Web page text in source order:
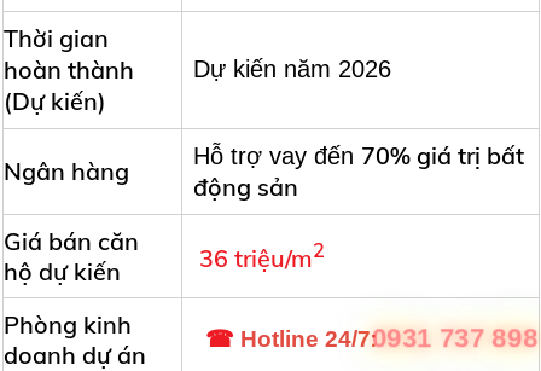
Thời gian
hoàn thành
(Dự kiến)
Dự kiến năm 2026
Ngân hàng Hỗ trợ vay đến 70% giá trị bất
động sản
Giá bán căn
hộ dự kiến
36 triệu/m2
Phòng kinh
doanh dự án
☎ Hotline 24/7:0931 737 898